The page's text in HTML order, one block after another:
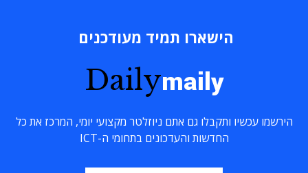
הישארו תמיד מעודכנים
Dailymaily
הירשמו עכשיו ותקבלו גם אתם ניוזלטר מקצועי יומי, המרכז את כל
החדשות והעדכונים בתחומי ה-ICT